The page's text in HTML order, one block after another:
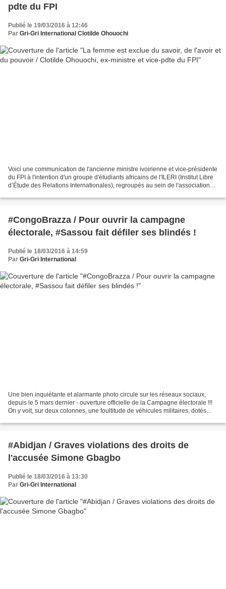
pdte du FPI
Publié le 19/03/2016 à 12:46
Par Gri-Gri International Clotilde Ohouochi
Voici une communication de l'ancienne ministre ivoirienne et vice-présidente
du FPI à l'intention d'un groupe d'étudiants africains de l'ILERI (Institut Libre
d’Étude des Relations Internationales), regroupés au sein de l'association
#CongoBrazza / Pour ouvrir la campagne
électorale, #Sassou fait défiler ses blindés !
Publié le 18/03/2016 à 14:59
Par Gri-Gri International
Une bien inquiétante et alarmante photo circule sur les réseaux sociaux,
depuis le 5 mars dernier - ouverture officielle de la Campagne électorale !!!
On y voit, sur deux colonnes, une foultitude de véhicules militaires, dotés
#Abidjan / Graves violations des droits de
l'accusée Simone Gbagbo
Publié le 18/03/2016 à 13:30
Par Gri-Gri International